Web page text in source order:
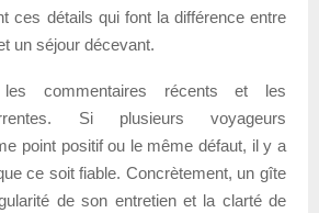
ces détails qui font la différence entre
un séjour décevant.
les commentaires récents et les
Si plusieurs voyageurs
point positif ou le même défaut, il y a
ce soit fiable. Concrètement, un gîte
de son entretien et la clarté de